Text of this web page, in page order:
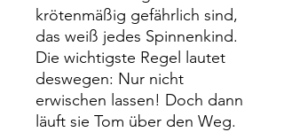
krötenmäßig gefährlich sind,
das weiß jedes Spinnenkind.
Die wichtigste Regel lautet
deswegen: Nur nicht
erwischen lassen! Doch dann
läuft sie Tom über den Weg.